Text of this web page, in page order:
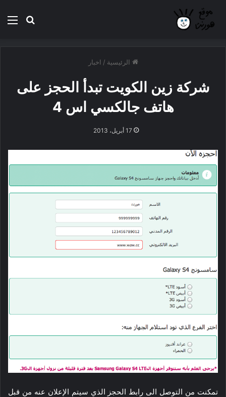
بحث
الرئيسية / اخبار
شركة زين الكويت تبدأ الحجز على
هاتف جالكسي اس 4
17 أبريل، 2013
تمكنت من التوصل الى رابط الحجز الذي سيتم الإعلان عنه من قبل